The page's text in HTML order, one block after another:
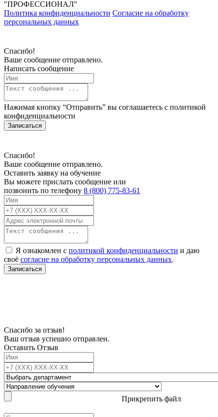
"ПРОФЕССИОНАЛ"
Политика конфиденциальности Согласие на обработку
персональных данных
Спасибо!
Ваше сообщение отправлено.
Написать сообщение
Нажимая кнопку “Отправить” вы соглашаетесь с политикой
конфиденциальности
Записаться
Спасибо!
Ваше сообщение отправлено.
Оставить заявку на обучение
Вы можете прислать сообщение или
позвонить по телефону 8 (800) 775-83-61
Я ознакомлен с политикой конфиденциальности и даю
своё согласие на обработку персональных данных.
Записаться
Спасибо за отзыв!
Ваш отзыв успешно отправлен.
Оставить Отзыв
Прикрепить файл